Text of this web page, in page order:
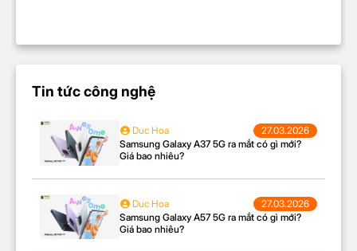
Tin tức công nghệ
Duc Hoa
27.03.2026
Samsung Galaxy A37 5G ra mắt có gì mới?
Giá bao nhiêu?
Duc Hoa
27.03.2026
Samsung Galaxy A57 5G ra mắt có gì mới?
Giá bao nhiêu?